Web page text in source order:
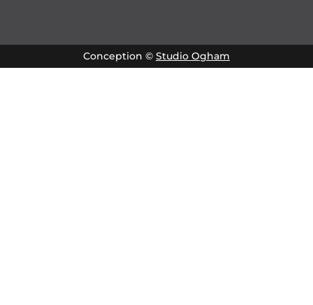
Conception © Studio Ogham